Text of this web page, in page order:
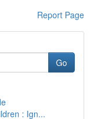
Report Page
Go
: Ign...